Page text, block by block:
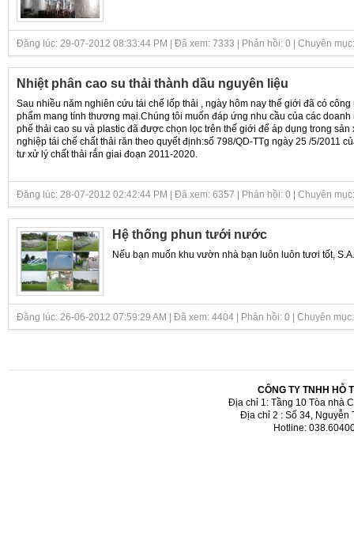
Đăng lúc: 29-07-2012 08:33:44 PM | Đã xem: 7333 | Phản hồi: 0 | Chuyên
Nhiệt phân cao su thải thành dầu nguyên liệu
Sau nhiều năm nghiên cứu tái chế lốp thải , ngày hôm nay thế giới đã có
phẩm mang tính thương mại.Chúng tôi muốn đáp ứng nhu cầu của các
phế thải cao su và plastic đã được chọn lọc trên thế giới để áp dụng trong
nghiệp tái chế chất thải răn theo quyết định:số 798/QD-TTg ngày 25 /5/2011
tư xử lý chất thải rắn giai đoạn 2011-2020.
Đăng lúc: 28-07-2012 02:42:44 PM | Đã xem: 6357 | Phản hồi: 0 | Chuyên
Hệ thống phun tưới nước
Nếu bạn muốn khu vườn nhà bạn luôn luôn tươi tốt,
Đăng lúc: 26-06-2012 07:59:29 AM | Đã xem: 4404 | Phản hồi: 0 | Chuyên
CÔNG TY TNHH HỖ
Địa chỉ 1: Tầng 10 Tòa nhà
Địa chỉ 2 : Số 34, Nguyễn
Hotline: